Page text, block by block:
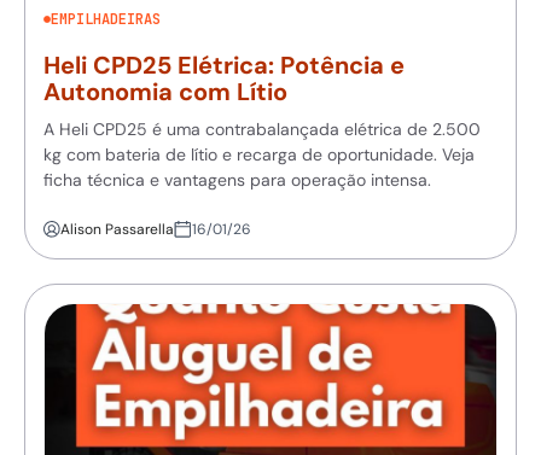
EMPILHADEIRAS
Heli CPD25 Elétrica: Potência e
Autonomia com Lítio
A Heli CPD25 é uma contrabalançada elétrica de 2.500
kg com bateria de lítio e recarga de oportunidade. Veja
ficha técnica e vantagens para operação intensa.
Alison Passarella 16/01/26